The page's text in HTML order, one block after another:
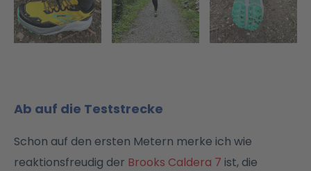
Ab auf die Teststrecke
Schon auf den ersten Metern merke ich wie
reaktionsfreudig der Brooks Caldera 7 ist, die